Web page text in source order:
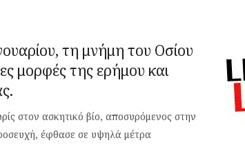
τη μνήμη του Οσίου
μορφές της ερήμου και
στον ασκητικό βίο, αποσυρόμενος στην
έφθασε σε υψηλά μέτρα